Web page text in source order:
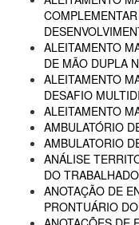
ALEITAMENTO
DE MÃO DUPLA
ALEITAMENTO
DESAFIO
ALEITAMENTO
AMBULATÓRIO
AMBULATORIO
ANÁLISE
DO
ANOTAÇÃO DE
PRONTUÁRIO